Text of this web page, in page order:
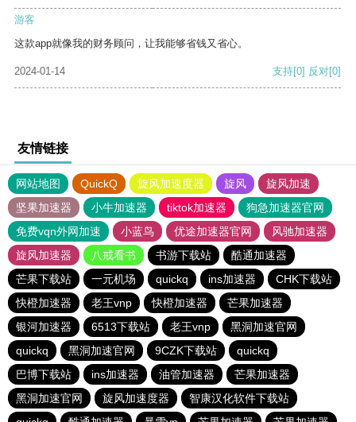
游客
这款app就像我的财务顾问，让我能够省钱又省心。
2024-01-14 支持[0] 反对[0]
友情链接
网站地图 QuickQ 旋风加速度器 旋风
旋风加速
坚果加速器
小牛加速器 tiktok加速器
狗急加速器官网
免费vqn外网加速
小蓝鸟 优途加速器官网
风驰加速器
旋风加速器
八戒看书 书游下载站
酷通加速器
芒果下载站
一元机场 quickq ins加速器
CHK下载站
快橙加速器
老王vnp 快橙加速器
芒果加速器
银河加速器
6513下载站 老王vnp
黑洞加速官网
quickq
黑洞加速官网 9CZK下载站
quickq
巴博下载站
ins加速器 油管加速器
芒果加速器
黑洞加速官网
旋风加速度器
智康汉化软件下载站